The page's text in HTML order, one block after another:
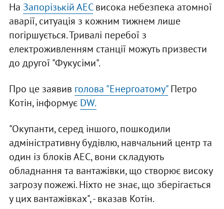
На Запорізькій АЕСвисока небезпека атомної
аварії, ситуація з кожним тижнем лише
погіршується. Тривалі перебої з
електроживленням станції можуть призвести
до другої "Фукусіми".
Про це заявив голова "Енергоатому"Петро
Котін, інформує DW.
"Окупанти, серед іншого, пошкодили
адміністративну будівлю, навчальний центр та
один із блоків АЕС, вони складують
обладнання та вантажівки, що створює високу
загрозу пожежі. Ніхто не знає, що зберігається
у цих вантажівках", - вказав Котін.